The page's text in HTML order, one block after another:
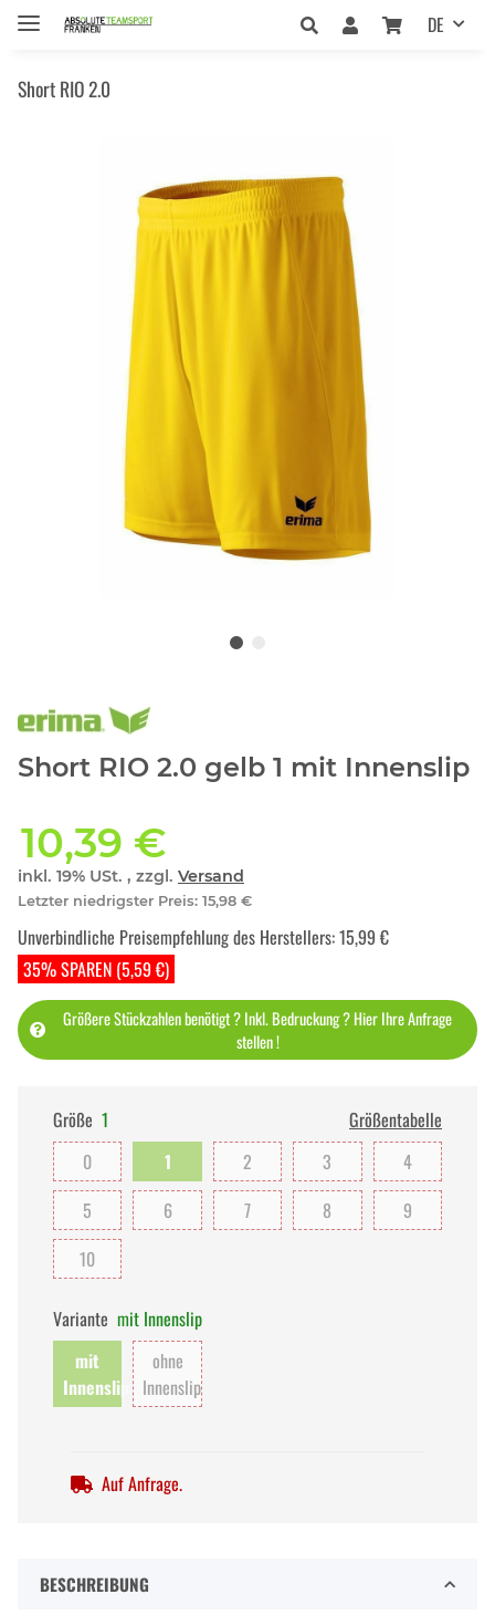
DE
Short RIO 2.0
Short RIO 2.0 gelb 1 mit Innenslip
10,39 €
inkl. 19% USt. , zzgl. Versand
Letzter niedrigster Preis: 15,98 €
35% SPAREN (5,59 €)
Unverbindliche Preisempfehlung des Herstellers:15,99 €
Größere Stückzahlen benötigt ? Inkl. Bedruckung ? Hier Ihre Anfrage
stellen !
Größe 1
Größentabelle
0
1 2 3
4
5
6 7 8
9
10
Variante mit Innenslip
mit
Innenslip
ohne
Innenslip
Auf Anfrage.
BESCHREIBUNG